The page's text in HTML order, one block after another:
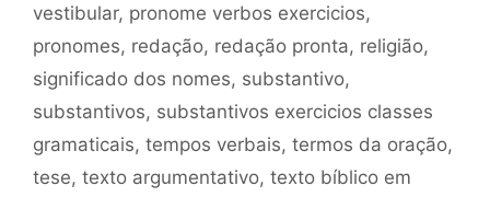
vestibular, pronome verbos exercicios,
pronomes, redação, redação pronta, religião,
significado dos nomes, substantivo,
substantivos, substantivos exercicios classes
gramaticais, tempos verbais, termos da oração,
tese, texto argumentativo, texto bíblico em